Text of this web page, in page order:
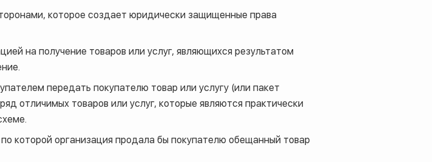
которое создает юридически защищенные права
на получение товаров или услуг, являющихся результатом
передать покупателю товар или услугу (или пакет
отличимых товаров или услуг, которые являются практически
которой организация продала бы покупателю обещанный товар